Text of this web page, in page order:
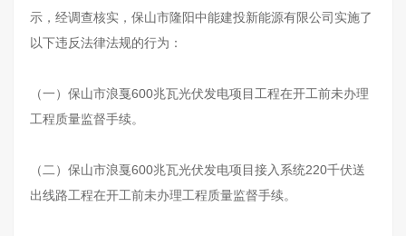
示，经调查核实，保山市隆阳中能建投新能源有限公司实施了
以下违反法律法规的行为：
（一）保山市浪戛600兆瓦光伏发电项目工程在开工前未办理
工程质量监督手续。
（二）保山市浪戛600兆瓦光伏发电项目接入系统220千伏送
出线路工程在开工前未办理工程质量监督手续。